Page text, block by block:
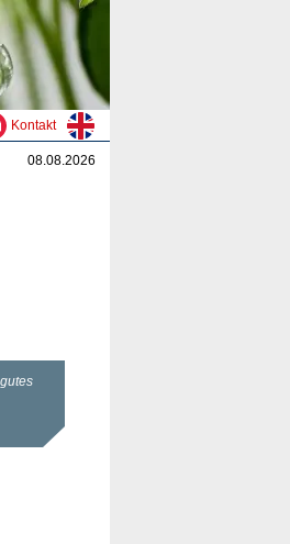
Kontakt
08.08.2026